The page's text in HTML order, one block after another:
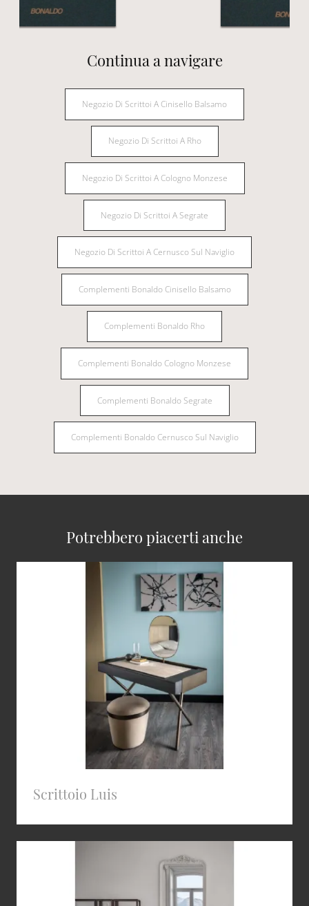
Continua a navigare
Negozio Di Scrittoi A Cinisello Balsamo
Negozio Di Scrittoi A Rho
Negozio Di Scrittoi A Cologno Monzese
Negozio Di Scrittoi A Segrate
Negozio Di Scrittoi A Cernusco Sul Naviglio
Complementi Bonaldo Cinisello Balsamo
Complementi Bonaldo Rho
Complementi Bonaldo Cologno Monzese
Complementi Bonaldo Segrate
Complementi Bonaldo Cernusco Sul Naviglio
Potrebbero piacerti anche
Scrittoio Luis